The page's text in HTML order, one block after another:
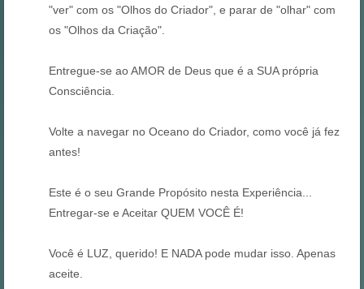
"ver" com os "Olhos do Criador", e parar de "olhar" com
os "Olhos da Criação".
Entregue-se ao AMOR de Deus que é a SUA própria
Consciência.
Volte a navegar no Oceano do Criador, como você já fez
antes!
Este é o seu Grande Propósito nesta Experiência...
Entregar-se e Aceitar QUEM VOCÊ É!
Você é LUZ, querido! E NADA pode mudar isso. Apenas
aceite.